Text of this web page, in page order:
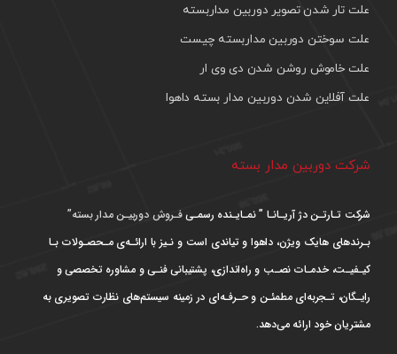
علت تار شدن تصویر دوربین مداربسته
علت سوختن دوربین مداربسته چیست
علت خاموش روشن شدن دی وی ار
علت آفلاین شدن دوربین مدار بسته داهوا
شرکت دوربین مدار بسته
شرکت تـارتـن دژ آریـانـا ” نمـایـنده رسمـیفـروش دوربیـن مدار بسته”
بـرندهای هایک ویژن، داهوا و تیاندی است و نـیز با ارائـه‌ی مـحصـولات بـا
کیـفیـت، خدمـات نصـب و راه‌اندازی، پشتیبانی فنـی و مشاوره تخصصی و
رایـگان، تـجربه‌ای مطمئـن و حـرفـه‌ای در زمینه سیستم‌های نظارت تصویری به
مشتریان خود ارائه می‌دهد.